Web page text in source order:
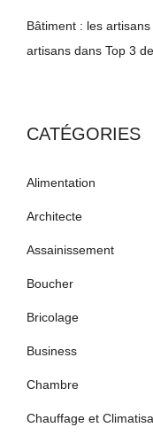
Bâtiment : les
artisans dans Top 3
CATÉGORIES
Alimentation
Architecte
Assainissement
Boucher
Bricolage
Business
Chambre
Chauffage et